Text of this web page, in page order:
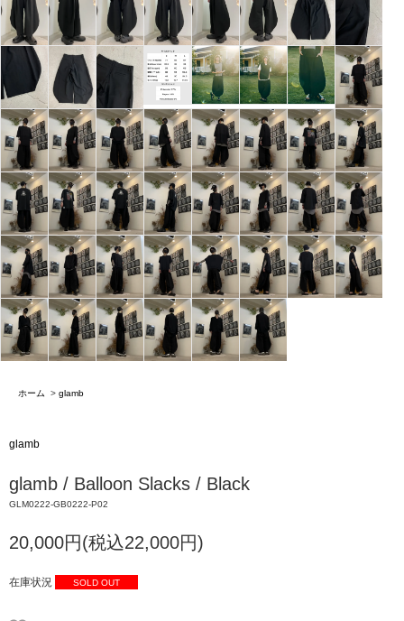
ホーム > glamb
glamb
glamb / Balloon Slacks / Black
GLM0222-GB0222-P02
20,000円(税込22,000円)
在庫状況 SOLD OUT